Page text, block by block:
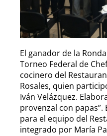
El ganador de la
Torneo Federal de
cocinero del
Rosales, quien
Iván Velázquez.
provenzal con
para el equipo del
integrado por María